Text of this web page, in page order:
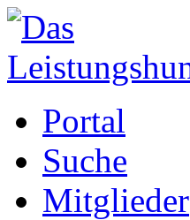
Portal
Suche
Mitglieder